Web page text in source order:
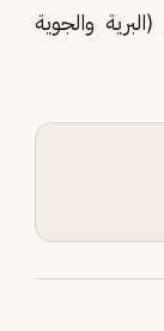
(البرية والجوية